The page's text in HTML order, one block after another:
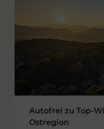
Autofrei zu Top-
Ostregion